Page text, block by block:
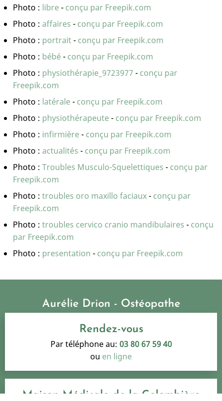
Photo : libre- conçu par Freepik.com
Photo : affaires - conçu par Freepik.com
Photo : portrait- conçu par Freepik.com
Photo : bébé- conçu par Freepik.com
Photo : physiothérapie_9723977 - conçu par
Freepik.com
Photo : latérale- conçu par Freepik.com
Photo : physiothérapeute- conçu par Freepik.com
Photo : infirmière- conçu par Freepik.com
Photo : actualités - conçu par Freepik.com
Photo : Troubles Musculo-Squelettiques - conçu par
Freepik.com
Photo : troubles oro maxillo faciaux- conçu par
Freepik.com
Photo : troubles cervico cranio mandibulaires - conçu
par Freepik.com
Photo : presentation - conçu par Freepik.com
Aurélie Drion - Ostéopathe
Rendez-vous
Par téléphone au: 03 80 67 59 40
ou en ligne
Maison Médicale de la Colombière